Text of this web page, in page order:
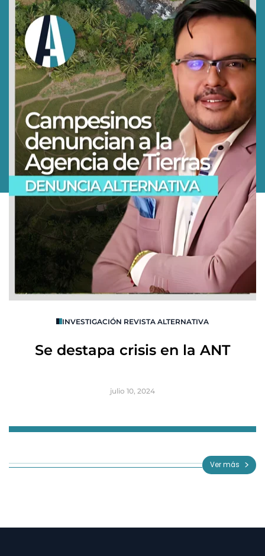
INVESTIGACIÓN REVISTA ALTERNATIVA
Se destapa crisis en la ANT
julio 10, 2024
3
Ver más